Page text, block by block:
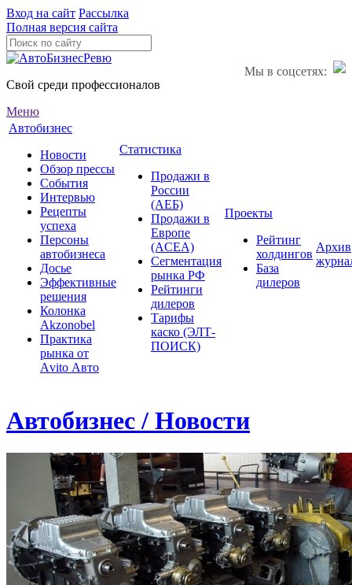
Вход на сайт Рассылка
Полная версия сайта
Мы в соцсетях:
Свой среди профессионалов
Меню
Автобизнес
Новости
Обзор прессы
События
Интервью
Рецепты
успеха
Персоны
автобизнеса
Досье
Эффективные
решения
Колонка
Akzonobel
Практика
рынка от
Аvito Авто
Статистика
Продажи в
России
(АЕБ)
Продажи в
Европе
(ACEA)
Сегментация
рынка РФ
Рейтинги
дилеров
Тарифы
каско (ЭЛТ-
ПОИСК)
Проекты
Рейтинг
холдингов
База
дилеров
Архив
Автобизнес / Новости